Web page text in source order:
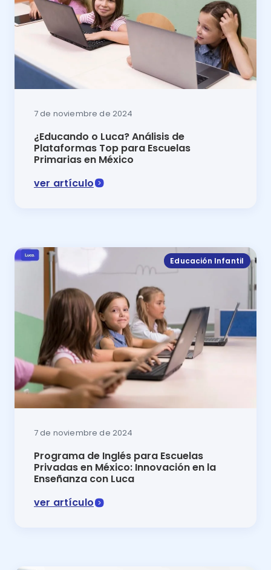
7 de noviembre de 2024
¿Educando o Luca? Análisis de
Plataformas Top para Escuelas
Primarias en México
ver artículo
Educación Infantil
7 de noviembre de 2024
Programa de Inglés para Escuelas
Privadas en México: Innovación en la
Enseñanza con Luca
ver artículo